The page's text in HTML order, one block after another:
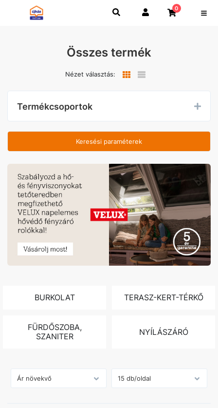
0
Összes termék
Nézet választás:
Termékcsoportok
Keresési paraméterek
BURKOLAT TERASZ-KERT-TÉRKŐ
FÜRDŐSZOBA,
SZANITER
NYÍLÁSZÁRÓ